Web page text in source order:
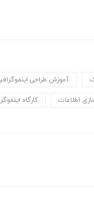
آموزش طراحی
اطلاعات کارگاه